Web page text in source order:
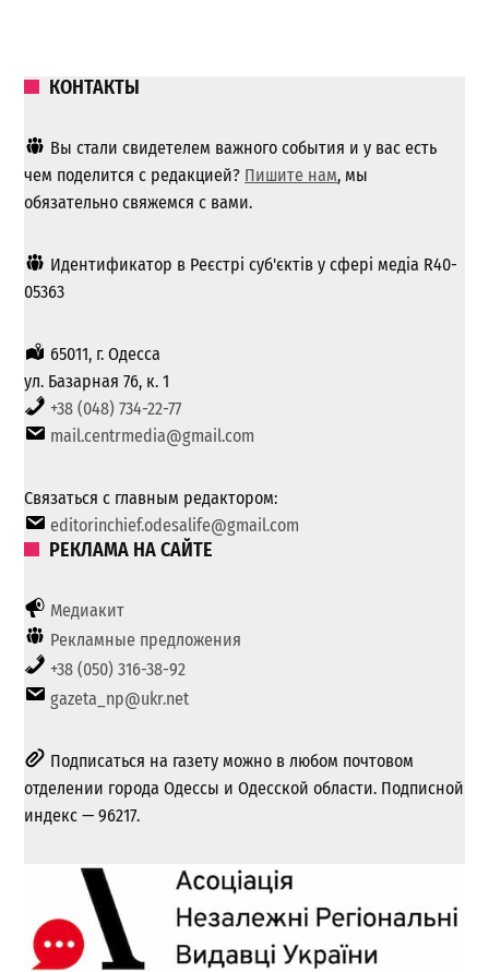
КОНТАКТЫ
Вы стали свидетелем важного события и у вас есть
чем поделится с редакцией? Пишите нам, мы
обязательно свяжемся с вами.
Идентификатор в Реєстрі суб'єктів у сфері медіа R40-
05363
65011, г. Одесса
ул. Базарная 76, к. 1
+38 (048) 734-22-77
mail.centrmedia@gmail.com
Связаться с главным редактором:
editorinchief.odesalife@gmail.com
РЕКЛАМА НА САЙТЕ
Медиакит
Рекламные предложения
+38 (050) 316-38-92
gazeta_np@ukr.net
Подписаться на газету можно в любом почтовом
отделении города Одессы и Одесской области. Подписной
индекс — 96217.